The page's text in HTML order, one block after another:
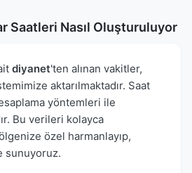
Saatleri Nasıl Oluşturuluyor
diyanet'ten alınan vakitler,
aktarılmaktadır. Saat
yöntemleri ile
Bu verileri kolayca
özel harmanlayıp,
sunuyoruz.